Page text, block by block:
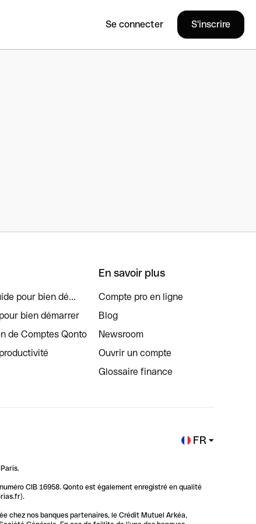
Se connecter S'inscrire
pour bien dé...
bien démarrer
de Comptes Qonto
En savoir plus
Compte pro en ligne
Blog
Newsroom
Ouvrir un compte
Glossaire finance
FR
CIB 16958. Qonto est également enregistré en qualité
chez nos banques partenaires, le Crédit Mutuel Arkéa,